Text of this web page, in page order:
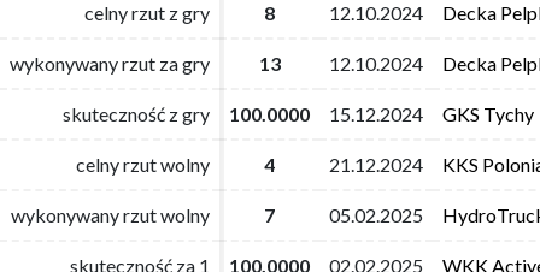
celny rzut z gry 8 12.10.2024 Decka
wykonywany rzut za gry 13 12.10.2024 Decka
skuteczność z gry 100.0000 15.12.2024 GKS Tychy
celny rzut wolny 4 21.12.2024 KKS
wykonywany rzut wolny 7 05.02.2025
skuteczność za 1 100.0000 02.02.2025 WKK
celny rzut z gry 8 12.10.2024 Decka
wykonywany rzut za gry 13 12.10.2024 Decka
skuteczność z gry 100.0000 15.12.2024 GKS Tychy
celny rzut wolny 4 21.12.2024 KKS
wykonywany rzut wolny 7 05.02.2025
skuteczność za 1 100.0000 02.02.2025 WKK